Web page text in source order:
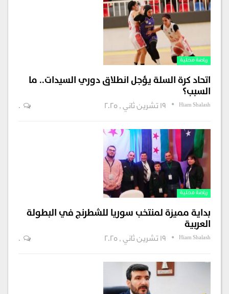
رياضة محلية
اتحاد كرة السلة يؤجل انطلاق دوري السيدات.. ما
السبب؟
Hiam Shalash 19 تشرين ثاني , 2025 0
رياضة محلية
بداية مميزة لمنتخب سوريا للشطرنج في البطولة
العربية
Hiam Shalash 19 تشرين ثاني , 2025 0